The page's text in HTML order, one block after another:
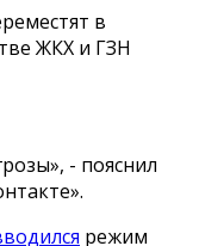
в
ЖКХ и ГЗН
- пояснил
режим